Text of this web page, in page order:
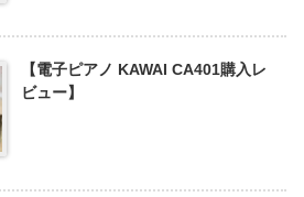
【電子ピアノ KAWAI CA401購入レ
ビュー】